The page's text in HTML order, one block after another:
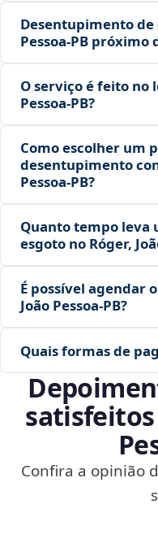
Desentupimento de
Pessoa‑PB
O serviço é feito no
Pessoa‑PB?
Como escolher um
desentupimento
Pessoa‑PB?
Quanto tempo leva
esgoto no Róger,
É possível agendar
João Pessoa‑PB?
Quais formas de
satisfeitos
Confira a opinião